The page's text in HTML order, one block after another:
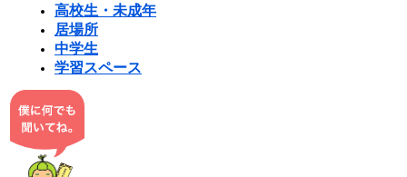
高校生・未成年
居場所
中学生
学習スペース